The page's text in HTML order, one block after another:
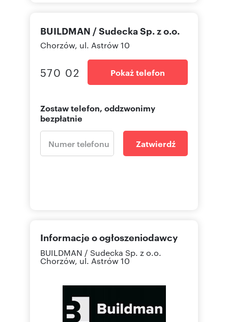
BUILDMAN / Sudecka Sp. z o.o.
Chorzów, ul. Astrów 10
570 02 Pokaż telefon
Zostaw telefon, oddzwonimy
bezpłatnie
Zatwierdź
Informacje o ogłoszeniodawcy
BUILDMAN / Sudecka Sp. z o.o.
Chorzów, ul. Astrów 10